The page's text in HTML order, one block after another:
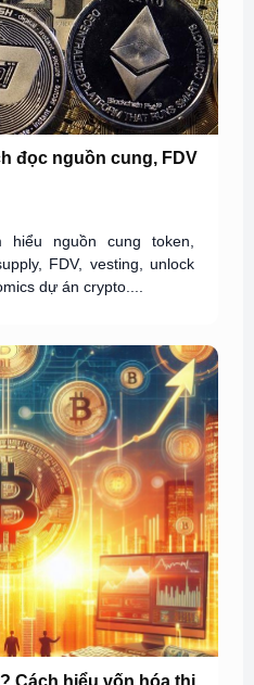
đọc nguồn cung, FDV
hiểu nguồn cung token,
FDV, vesting, unlock
dự án crypto....
Cách hiểu vốn hóa thị